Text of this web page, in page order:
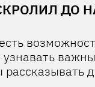
ДО
узнавать